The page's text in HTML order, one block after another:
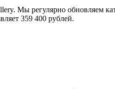
Мы регулярно обновляем
359 400 рублей.